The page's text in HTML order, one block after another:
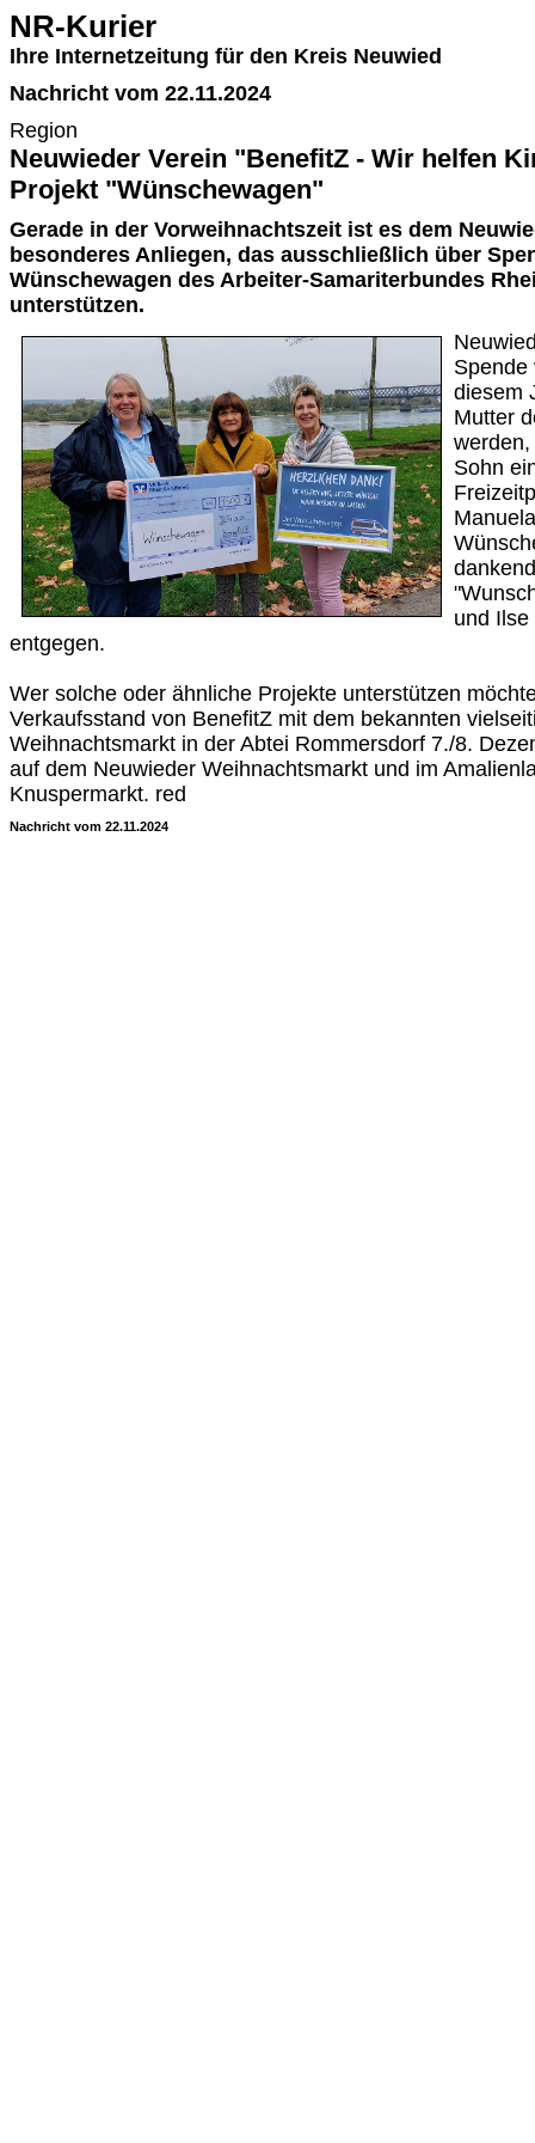
NR-Kurier
Ihre Internetzeitung für den Kreis Neuwied
Nachricht vom 22.11.2024
Region
Neuwieder Verein "BenefitZ - Wir helfen
Projekt "Wünschewagen"
Gerade in der Vorweihnachtszeit ist es dem
besonderes Anliegen, das ausschließlich über
Wünschewagen des Arbeiter-Samariterbundes
unterstützen.
Spende
diesem
Mutter
Sohn
und
entgegen.
Wer solche oder ähnliche Projekte unterstützen
Verkaufsstand von BenefitZ mit dem bekannten
Weihnachtsmarkt in der Abtei Rommersdorf 7./8.
auf dem Neuwieder Weihnachtsmarkt und im
Knuspermarkt. red
Nachricht vom 22.11.2024